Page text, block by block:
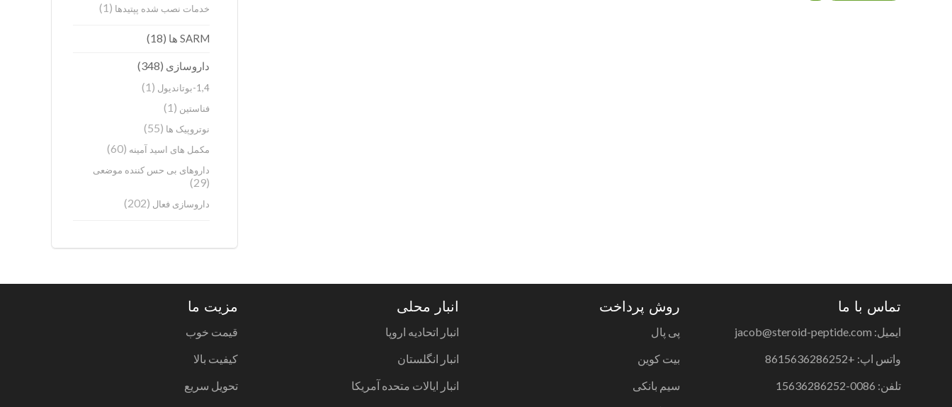
خدمات نصب شده پپتیدها (1)
SARM ها (18)
داروسازی (348)
1,4-بوتاندیول (1)
فناستین (1)
نوتروپیک ها (55)
مکمل های اسید آمینه (60)
داروهای بی حس کننده موضعی
(29)
داروسازی فعال (202)
مزیت ما
قیمت خوب
کیفیت بالا
تحویل سریع
انبار محلی
انبار اتحادیه اروپا
انبار انگلستان
انبار ایالات متحده آمریکا
روش پرداخت
پی پال
بیت کوین
سیم بانکی
تماس با ما
ایمیل: jacob@steroid-peptide.com
واتس اپ: +8615636286252
تلفن: 0086-15636286252